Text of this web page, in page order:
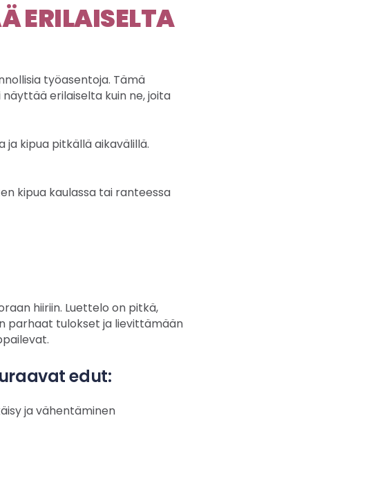
ERILAISELTA
työasentoja. Tämä
erilaiselta kuin ne, joita
kipua pitkällä aikavälillä.
kipua kaulassa tai ranteessa
hiiriin. Luettelo on pitkä,
parhaat tulokset ja lievittämään
edut:
ja vähentäminen